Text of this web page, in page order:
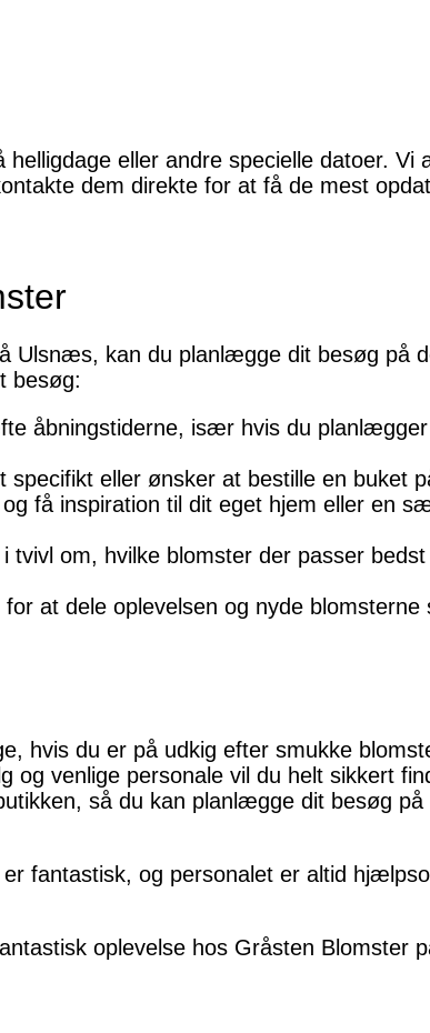
eller andre specielle datoer. Vi
dem direkte for at få de mest
Ulsnæs, kan du planlægge dit besøg på
besøg:
åbningstiderne, især hvis du
eller ønsker at bestille en buket
få inspiration til dit eget hjem eller en
tvivl om, hvilke blomster der passer
at dele oplevelsen og nyde blomsterne
hvis du er på udkig efter smukke
og venlige personale vil du helt sikkert
så du kan planlægge dit besøg på
fantastisk, og personalet er altid
oplevelse hos Gråsten Blomster